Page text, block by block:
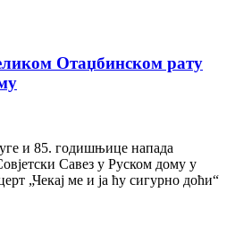
Отаџбинском рату
и 85. годишњице напада
Савез у Руском дому у
„Чекај ме и ја ћу сигурно доћи“